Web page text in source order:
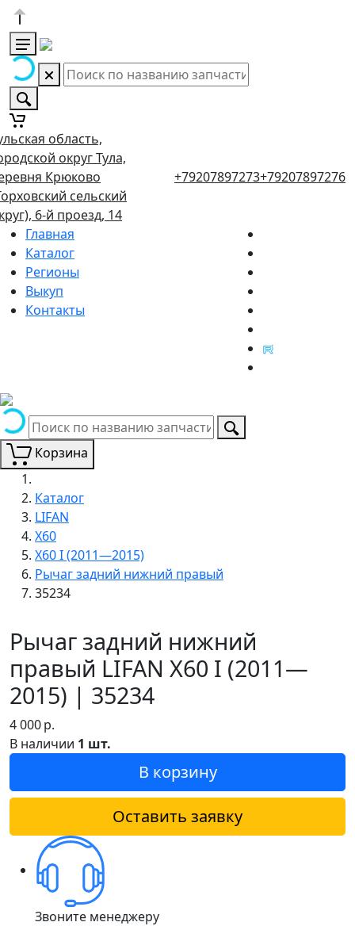
область,
округ Тула,
Крюково
сельский
6-й проезд, 14
+79207897273+79207897276
Главная
Каталог
Регионы
Выкуп
Контакты
Корзина
Каталог
LIFAN
X60
X60 I (2011—2015)
Рычаг задний нижний правый
35234
Рычаг задний нижний
правый LIFAN X60 I (2011—
2015) | 35234
4 000р.
В наличии 1 шт.
В корзину
Оставить заявку
Звоните менеджеру